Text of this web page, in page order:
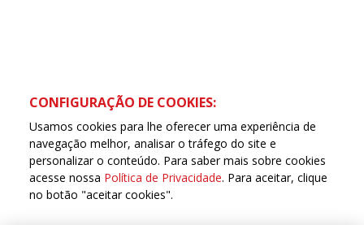
CONFIGURAÇÃO DE COOKIES:
Usamos cookies para lhe oferecer uma experiência de
navegação melhor, analisar o tráfego do site e
personalizar o conteúdo. Para saber mais sobre cookies
acesse nossa Política de Privacidade. Para aceitar, clique
no botão "aceitar cookies".